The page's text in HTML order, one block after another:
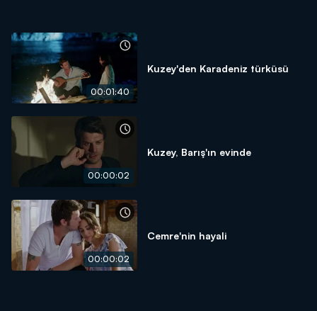
00:01:40
Kuzey'den Karadeniz türküsü
00:00:02
Kuzey, Barış'ın evinde
00:00:02
Cemre'nin hayali